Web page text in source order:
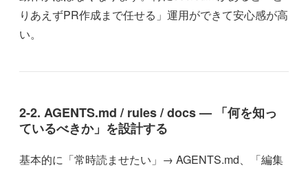
りあえずPR作成まで任せる」運用ができて安心感が高
い。
2-2. AGENTS.md / rules / docs — 「何を知っ
ているべきか」を設計する
基本的に「常時読ませたい」→ AGENTS.md、「編集